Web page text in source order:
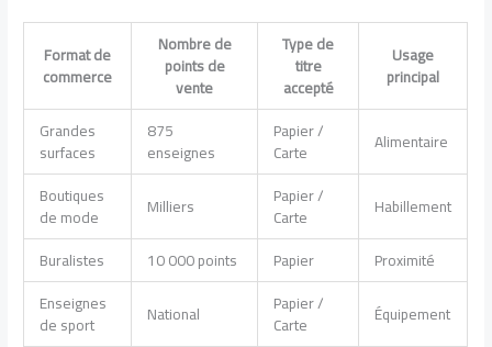
Format de
commerce
Nombre de
points de
vente
Type de
titre
accepté
Usage
principal
Grandes
surfaces
875
enseignes
Papier /
Carte
Alimentaire
Boutiques
de mode Milliers Papier /
Carte
Habillement
Buralistes
10 000 points Papier
Proximité
Enseignes
de sport National Papier /
Carte
Équipement